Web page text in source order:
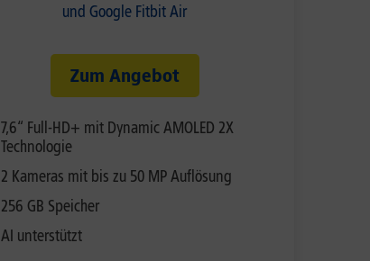
und Google Fitbit Air
Zum Angebot
7,6“ Full-HD+ mit Dynamic AMOLED 2X
Technologie
2 Kameras mit bis zu 50 MP Auflösung
256 GB Speicher
AI unterstützt